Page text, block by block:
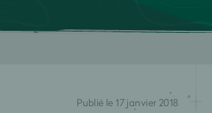
Publié le 17 janvier 2018